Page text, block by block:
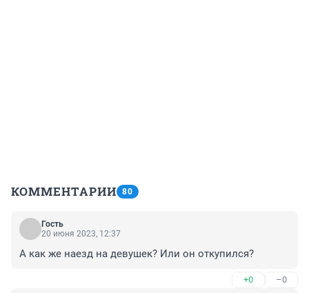
КОММЕНТАРИИ 80
Гость
20 июня 2023, 12:37
А как же наезд на девушек? Или он откупился?
+0 –0